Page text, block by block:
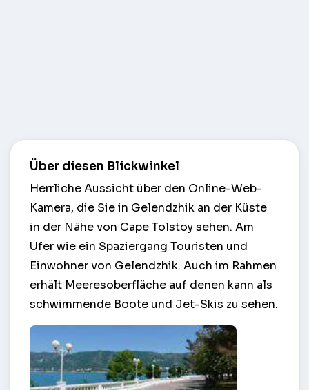
Über diesen Blickwinkel
Herrliche Aussicht über den Online-Web-
Kamera, die Sie in Gelendzhik an der Küste
in der Nähe von Cape Tolstoy sehen. Am
Ufer wie ein Spaziergang Touristen und
Einwohner von Gelendzhik. Auch im Rahmen
erhält Meeresoberfläche auf denen kann als
schwimmende Boote und Jet-Skis zu sehen.